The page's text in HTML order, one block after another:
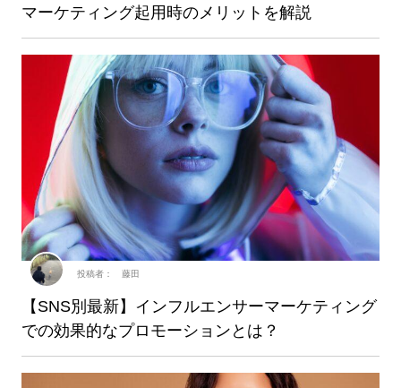
マーケティング起用時のメリットを解説
【SNS別最新】インフルエンサーマーケティング
での効果的なプロモーションとは？
投稿者： 藤田